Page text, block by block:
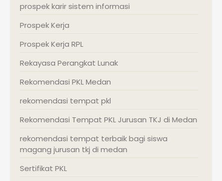
prospek karir sistem informasi
Prospek Kerja
Prospek Kerja RPL
Rekayasa Perangkat Lunak
Rekomendasi PKL Medan
rekomendasi tempat pkl
Rekomendasi Tempat PKL Jurusan TKJ di Medan
rekomendasi tempat terbaik bagi siswa
magang jurusan tkj di medan
Sertifikat PKL